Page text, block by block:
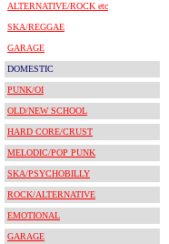
ALTERNATIVE/ROCK etc
SKA/REGGAE
GARAGE
DOMESTIC
PUNK/OI
OLD/NEW SCHOOL
HARD CORE/CRUST
MELODIC/POP PUNK
SKA/PSYCHOBILLY
ROCK/ALTERNATIVE
EMOTIONAL
GARAGE